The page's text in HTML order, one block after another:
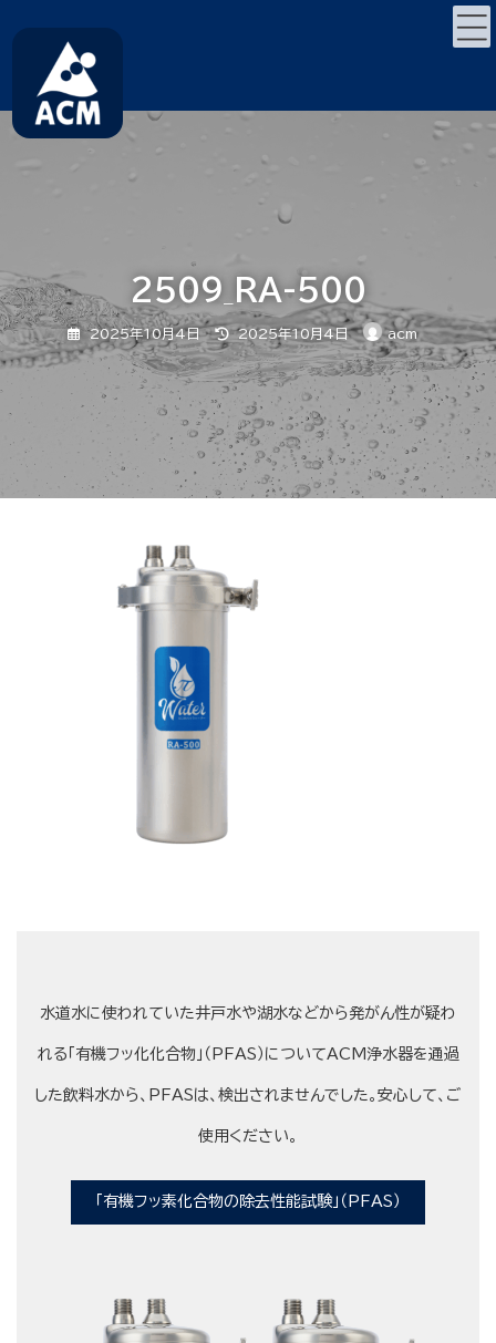
キ
ゲ
に
移
2509_RA-500
2025年10月4日
最
終
更
新
日
時
2025年10月4日 acm
水道水に使われていた井戸水や湖水などから発がん性が疑わ
れる「有機フッ化化合物」（PFAS）についてACM浄水器を通過
した飲料水から、PFASは、検出されませんでした。安心して、ご
使用ください。
「有機フッ素化合物の除去性能試験」（PFAS）